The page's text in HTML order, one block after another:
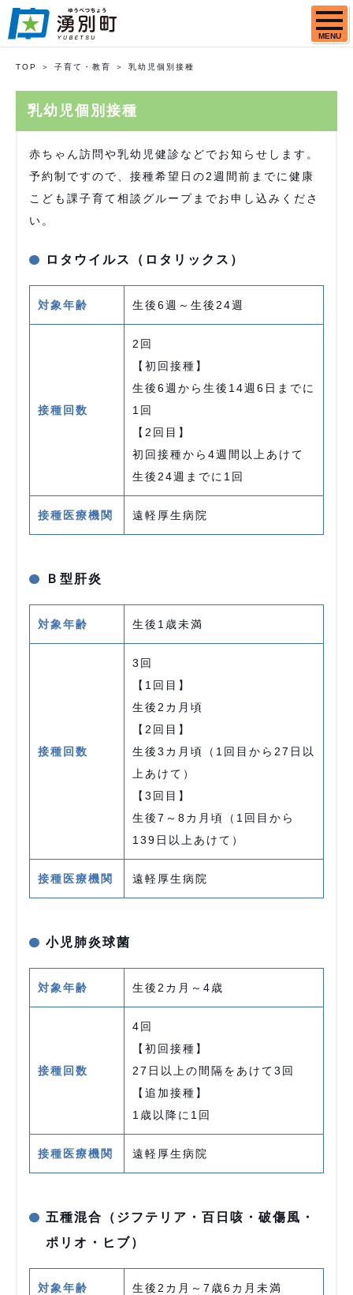
MENU
TOP 子育て・教育 乳幼児個別接種
乳幼児個別接種
赤ちゃん訪問や乳幼児健診などでお知らせします。
予約制ですので、接種希望日の2週間前までに健康
こども課子育て相談グループまでお申し込みくださ
い。
ロタウイルス（ロタリックス）
対象年齢 生後6週～生後24週
接種回数
2回
【初回接種】
生後6週から生後14週6日までに
1回
【2回目】
初回接種から4週間以上あけて
生後24週までに1回
接種医療機関 遠軽厚生病院
Ｂ型肝炎
対象年齢 生後1歳未満
接種回数
3回
【1回目】
生後2カ月頃
【2回目】
生後3カ月頃（1回目から27日以
上あけて）
【3回目】
生後7～8カ月頃（1回目から
139日以上あけて）
接種医療機関 遠軽厚生病院
小児肺炎球菌
対象年齢 生後2カ月～4歳
接種回数
4回
【初回接種】
27日以上の間隔をあけて3回
【追加接種】
1歳以降に1回
接種医療機関 遠軽厚生病院
五種混合（ジフテリア・百日咳・破傷風・
ポリオ・ヒブ）
対象年齢 生後2カ月～7歳6カ月未満